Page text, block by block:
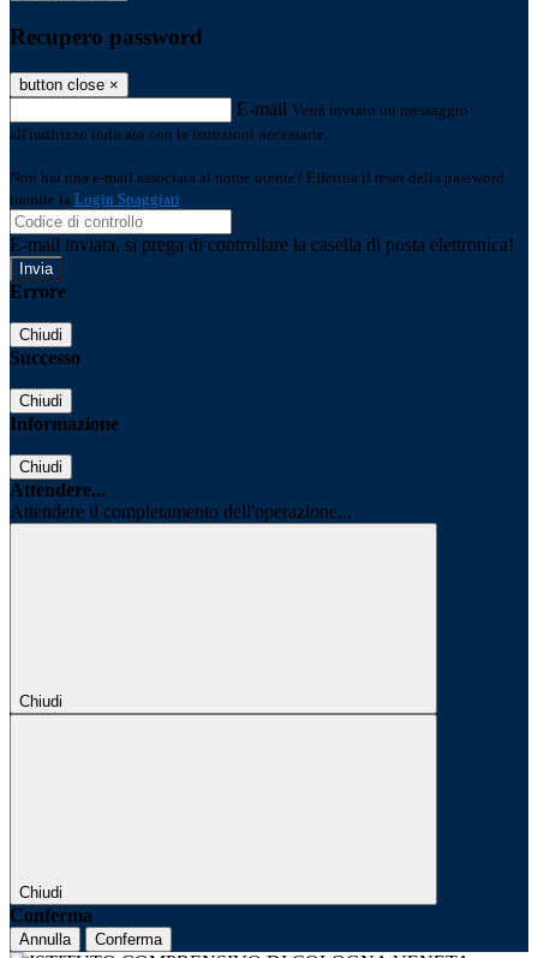
Recupero password
button close ×
E-mail Verrà inviato un messaggio
all'indirizzo indicato con le istruzioni necessarie.
Non hai una e-mail associata al nome utente? Effettua il reset della password
tramite la Login Spaggiari
E-mail inviata, si prega di controllare la casella di posta elettronica!
Errore
Chiudi
Successo
Chiudi
Informazione
Chiudi
Attendere...
Attendere il completamento dell'operazione...
Chiudi
Chiudi
Conferma
Annulla Conferma